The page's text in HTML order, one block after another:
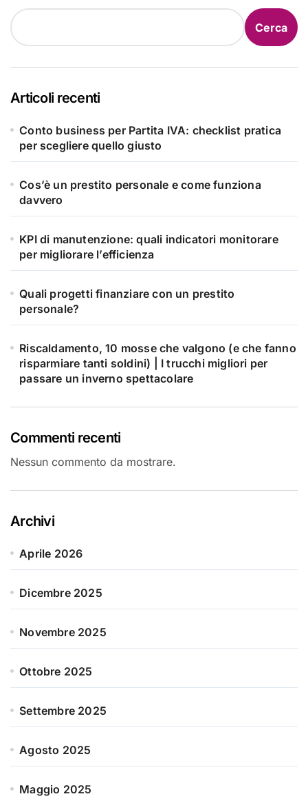
Cerca
Articoli recenti
Conto business per Partita IVA: checklist pratica
per scegliere quello giusto
Cos’è un prestito personale e come funziona
davvero
KPI di manutenzione: quali indicatori monitorare
per migliorare l’efficienza
Quali progetti finanziare con un prestito
personale?
Riscaldamento, 10 mosse che valgono (e che fanno
risparmiare tanti soldini) | I trucchi migliori per
passare un inverno spettacolare
Commenti recenti
Nessun commento da mostrare.
Archivi
Aprile 2026
Dicembre 2025
Novembre 2025
Ottobre 2025
Settembre 2025
Agosto 2025
Maggio 2025